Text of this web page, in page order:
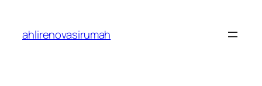
content
ahlirenovasirumah